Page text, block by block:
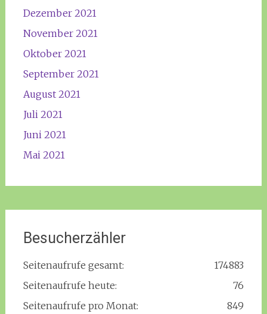
Dezember 2021
November 2021
Oktober 2021
September 2021
August 2021
Juli 2021
Juni 2021
Mai 2021
Besucherzähler
174883
Seitenaufrufe gesamt:
76
Seitenaufrufe heute:
849
Seitenaufrufe pro Monat: